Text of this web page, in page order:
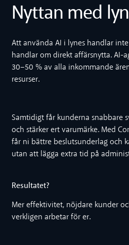
Nyttan med
Att använda AI i lynes handlar
handlar om direkt affärsnytta. AI-
30–50 % av alla inkommande
resurser.
Samtidigt får kunderna snabbare
och stärker ert varumärke. Med
får ni bättre beslutsunderlag och
utan att lägga extra tid på
Resultatet?
Mer effektivitet, nöjdare kunder
verkligen arbetar för er.